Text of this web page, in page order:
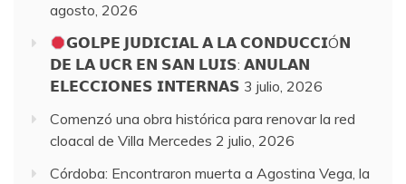
agosto, 2026
𝗚𝗢𝗟𝗣𝗘 𝗝𝗨𝗗𝗜𝗖𝗜𝗔𝗟 𝗔 𝗟𝗔 𝗖𝗢𝗡𝗗𝗨𝗖𝗖𝗜Ó𝗡
𝗗𝗘 𝗟𝗔 𝗨𝗖𝗥 𝗘𝗡 𝗦𝗔𝗡 𝗟𝗨𝗜𝗦: 𝗔𝗡𝗨𝗟𝗔𝗡
𝗘𝗟𝗘𝗖𝗖𝗜𝗢𝗡𝗘𝗦 𝗜𝗡𝗧𝗘𝗥𝗡𝗔𝗦 3 julio, 2026
Comenzó una obra histórica para renovar la red
cloacal de Villa Mercedes 2 julio, 2026
Córdoba: Encontraron muerta a Agostina Vega, la